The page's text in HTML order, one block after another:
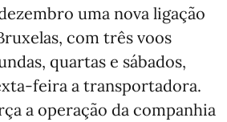
uma nova ligação
com três voos
quartas e sábados,
feira a transportadora.
a operação da companhia